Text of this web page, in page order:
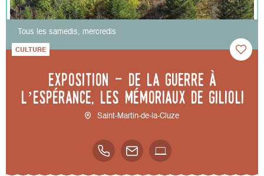
Tous les samedis, mercredis
CULTURE
Exposition - De la guerre à
l’espérance, les mémoriaux de Gilioli
Saint-Martin-de-la-Cluze